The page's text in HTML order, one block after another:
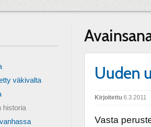
Uuden
Kirjoitettu6.3.2011
Vasta
väkivalta
historia